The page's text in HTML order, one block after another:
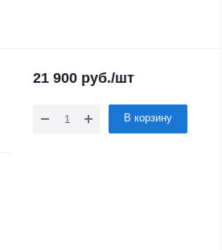
21 900 руб./шт
В корзину